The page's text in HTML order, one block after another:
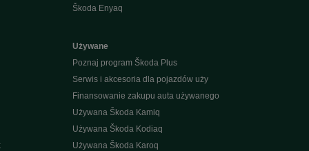
Škoda Enyaq
Używane
Poznaj program Škoda Plus
Serwis i akcesoria dla pojazdów uży
Finansowanie zakupu auta używanego
Używana Škoda Kamiq
Używana Škoda Kodiaq
Używana Škoda Karoq